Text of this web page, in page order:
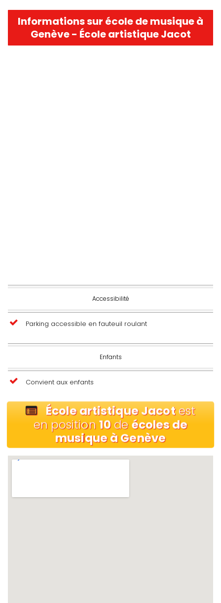
Informations sur école de musique à
Genève - École artistique Jacot
Accessibilité
Parking accessible en fauteuil roulant
Enfants
Convient aux enfants
École artistique Jacotest
en position 10 de écoles de
musique à Genève